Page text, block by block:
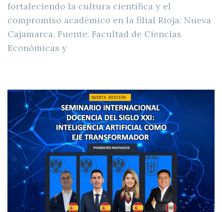
fortaleciendo la cultura científica y el
compromiso académico en la filial Rioja: Nueva
Cajamarca. Fuente: Facultad de Ciencias
Económicas y